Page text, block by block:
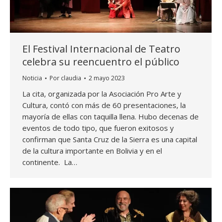
El Festival Internacional de Teatro
celebra su reencuentro el público
Noticia Por claudia 2 mayo 2023
La cita, organizada por la Asociación Pro Arte y
Cultura, contó con más de 60 presentaciones, la
mayoría de ellas con taquilla llena. Hubo decenas de
eventos de todo tipo, que fueron exitosos y
confirman que Santa Cruz de la Sierra es una capital
de la cultura importante en Bolivia y en el
continente. La…